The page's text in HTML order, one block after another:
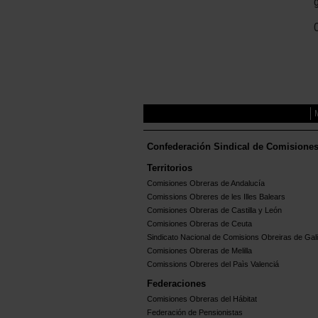
Confederación Sindical de
Territorios
Comisiones Obreras de Andalucía
Comissions Obreres de les Illes Balears
Comisiones Obreras de Castilla y León
Comisiones Obreras de Ceuta
Sindicato Nacional de Comisions Obreiras de
Comisiones Obreras de Melilla
Comissions Obreres del Paìs Valenciá
Federaciones
Comisiones Obreras del Hábitat
Federación de Pensionistas